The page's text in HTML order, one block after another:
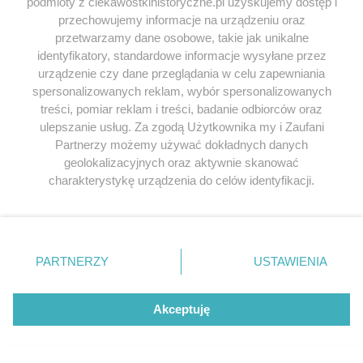
Królewskiej Mości”. Byli jednak „zbyt uprzejmi, by
przyznać to na papierze”.
przechowujemy informacje na urządzeniu oraz
przetwarzamy dane osobowe, takie jak unikalne
identyfikatory, standardowe informacje wysyłane przez
urządzenie czy dane przeglądania w celu zapewniania
spersonalizowanych reklam, wybór spersonalizowanych
treści, pomiar reklam i treści, badanie odbiorców oraz
ulepszanie usług. Za zgodą Użytkownika my i Zaufani
Partnerzy możemy używać dokładnych danych
geolokalizacyjnych oraz aktywnie skanować
charakterystykę urządzenia do celów identyfikacji.
zmienić/wycofać klikając przycisk ustawień prywatności
znajdujący się w lewym dolnym rogu strony
. Niektóre
użytkownika, ale masz prawo sprzeciwić się takiemu
przetwarzaniu. Preferencje będą miały zastosowania tylko
PARTNERZY USTAWIENIA
Akceptuję